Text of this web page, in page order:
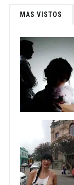
MAS VISTOS